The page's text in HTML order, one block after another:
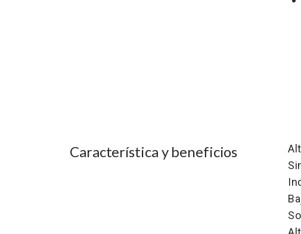
Característica y beneficios